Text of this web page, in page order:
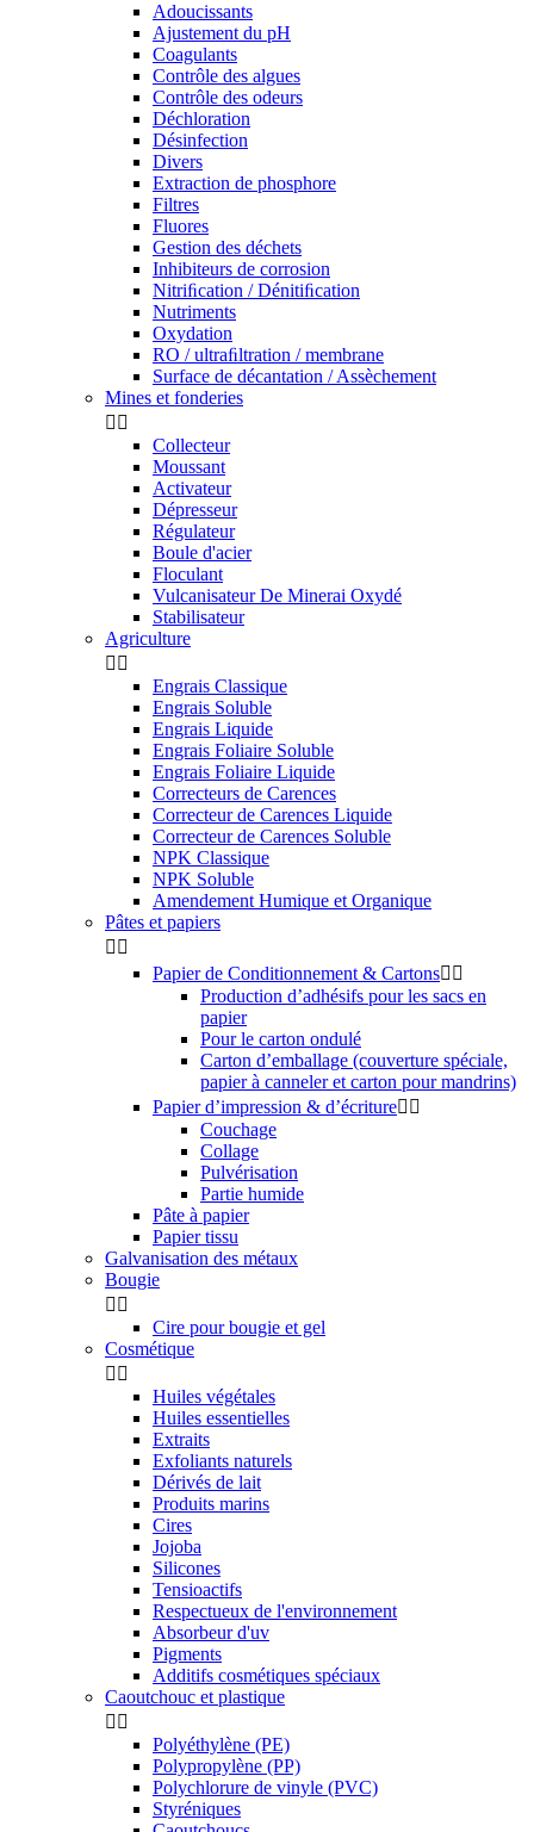
Adoucissants
Ajustement du pH
Coagulants
Contrôle des algues
Contrôle des odeurs
Déchloration
Désinfection
Divers
Extraction de phosphore
Filtres
Fluores
Gestion des déchets
Inhibiteurs de corrosion
Nitriﬁcation / Dénitiﬁcation
Nutriments
Oxydation
RO / ultraﬁltration / membrane
Surface de décantation / Assèchement
Mines et fonderies
 
Collecteur
Moussant
Activateur
Dépresseur
Régulateur
Boule d'acier
Floculant
Vulcanisateur De Minerai Oxydé
Stabilisateur
Agriculture
 
Engrais Classique
Engrais Soluble
Engrais Liquide
Engrais Foliaire Soluble
Engrais Foliaire Liquide
Correcteurs de Carences
Correcteur de Carences Liquide
Correcteur de Carences Soluble
NPK Classique
NPK Soluble
Amendement Humique et Organique
Pâtes et papiers
 
Papier de Conditionnement & Cartons 
Production d’adhésifs pour les sacs en
papier
Pour le carton ondulé
Carton d’emballage (couverture spéciale,
papier à canneler et carton pour mandrins)
Papier d’impression & d’écriture 
Couchage
Collage
Pulvérisation
Partie humide
Pâte à papier
Papier tissu
Galvanisation des métaux
Bougie
 
Cire pour bougie et gel
Cosmétique
 
Huiles végétales
Huiles essentielles
Extraits
Exfoliants naturels
Dérivés de lait
Produits marins
Cires
Jojoba
Silicones
Tensioactifs
Respectueux de l'environnement
Absorbeur d'uv
Pigments
Additifs cosmétiques spéciaux
Caoutchouc et plastique
 
Polyéthylène (PE)
Polypropylène (PP)
Polychlorure de vinyle (PVC)
Styréniques